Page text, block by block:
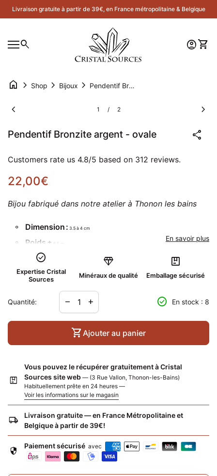
Skip to content
Livraison gratuite à partir de 39€, en France métropolitaine & Belgique
Navigation mobile
search
Accueil
Compte
account_circle Voir
shopping_cart
home chevron_right Shop chevron_right Bijoux chevron_right Pendentif Bronzite argent - ovale
chevron_left 1 / 2 chevron_right
Pendentif Bronzite argent - ovale share
Customers rate us 4.8/5 based on 312 reviews.
Prix normal
22,00€
Bijou fabriqué dans notre atelier à Thonon les bains
Dimension : 3.5 à 4 cm
Poids ± 8.5 gr
Localité :
Avec le pendentif, un cordon noir vous est offert !
En savoir plus
check_circle
Expertise Cristal
Sources
diamond
Minéraux de qualité
package
Emballage sécurisé
Quantité:
Diminuer la quantité pour
remove
Augmenter la quantité pour
add check_circle En stock : 8
shopping_cart Ajouter au panier
package
Vous pouvez le récupérer gratuitement à Cristal
Sources site web — (3 Rue Vallon, Thonon-les-Bains)
Habituellement prête en 24 heures —
Voir les informations sur le magasin
local_shipping
Livraison gratuite — en France Métropolitaine et
Belgique à partir de 39€!
security Paiement sécurisé avec